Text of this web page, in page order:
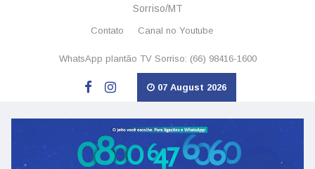
Sorriso/MT
Contato Canal no Youtube
WhatsApp plantão TV Sorriso: (66) 98416-1600
07 August 2026